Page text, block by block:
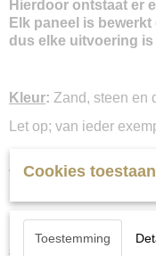
Hierdoor ontstaat er
Elk paneel is
dus elke uitvoering is
Kleur: Zand, steen en
Let op; van ieder
Houd er rekening mee
verschillen.
afspraaklangskomen.
Cookies
Toestemming